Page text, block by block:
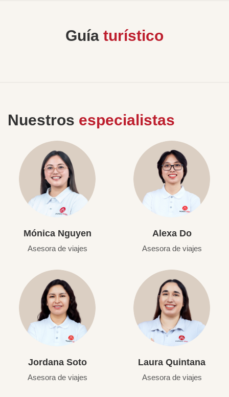
Guía turístico
Nuestros especialistas
Mónica Nguyen
Asesora de viajes
Alexa Do
Asesora de viajes
Jordana Soto
Asesora de viajes
Laura Quintana
Asesora de viajes